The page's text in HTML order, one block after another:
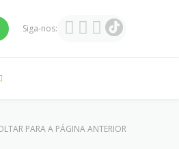
Siga-nos:
PARA A PÁGINA ANTERIOR